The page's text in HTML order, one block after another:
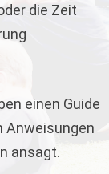
die Zeit
einen Guide
Anweisungen
ansagt.